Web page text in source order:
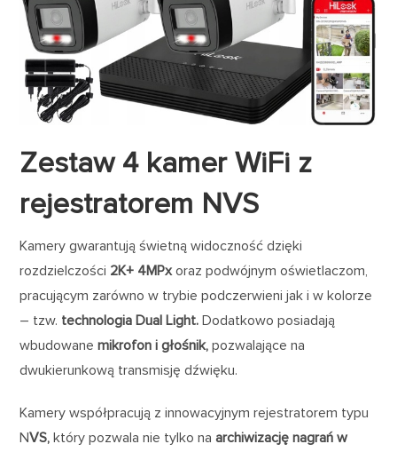
Zestaw 4 kamer WiFi z
rejestratorem NVS
Kamery gwarantują świetną widoczność dzięki
rozdzielczości 2K+ 4MPxoraz podwójnym oświetlaczom,
pracującym zarówno w trybie podczerwieni jak i w kolorze
– tzw. technologia Dual Light.Dodatkowo posiadają
wbudowanemikrofon i głośnik, pozwalające na
dwukierunkową transmisję dźwięku.
Kamery współpracują z innowacyjnym rejestratorem typu
NVS, który pozwala nie tylko na archiwizację nagrań w